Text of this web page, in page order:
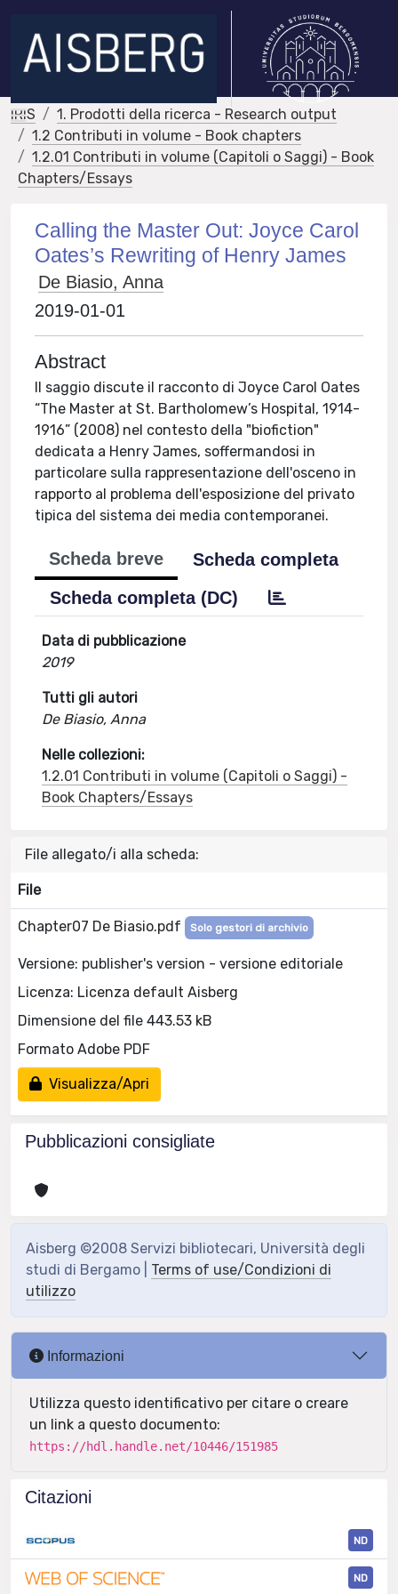
IRIS
1. Prodotti della ricerca - Research output
1.2 Contributi in volume - Book chapters
1.2.01 Contributi in volume (Capitoli o Saggi) - Book
Chapters/Essays
Calling the Master Out: Joyce Carol
Oates’s Rewriting of Henry James
De Biasio, Anna
2019-01-01
Abstract
Il saggio discute il racconto di Joyce Carol Oates
“The Master at St. Bartholomew’s Hospital, 1914-
1916” (2008) nel contesto della "biofiction"
dedicata a Henry James, soffermandosi in
particolare sulla rappresentazione dell'osceno in
rapporto al problema dell'esposizione del privato
tipica del sistema dei media contemporanei.
Scheda breve
Scheda completa
Scheda completa (DC)
Data di pubblicazione
2019
Tutti gli autori
De Biasio, Anna
Nelle collezioni:
1.2.01 Contributi in volume (Capitoli o Saggi) -
Book Chapters/Essays
File allegato/i alla scheda:
File
Chapter07 De Biasio.pdf Solo gestori di archivio
Versione: publisher's version - versione editoriale
Licenza: Licenza default Aisberg
Dimensione del file 443.53 kB
Formato Adobe PDF
Visualizza/Apri
Pubblicazioni consigliate
Aisberg ©2008 Servizi bibliotecari, Università degli
studi di Bergamo | Terms of use/Condizioni di
utilizzo
Informazioni
Utilizza questo identificativo per citare o creare
un link a questo documento:
https://hdl.handle.net/10446/151985
Citazioni
ND
ND